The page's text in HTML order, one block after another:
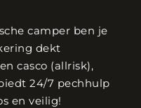
camper ben je
dekt
casco (allrisk),
24/7 pechhulp
en veilig!